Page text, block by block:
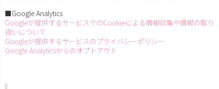
■Google Analytics
Googleが提供するサービスでのCookieによる情報収集や情報の取り
扱いについて
Googleが提供するサービスのプライバシーポリシー
Google Analyticsからのオプトアウト